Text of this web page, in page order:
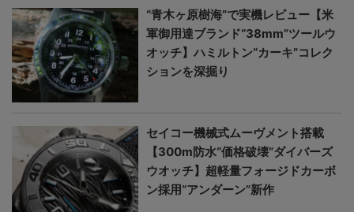
“青木ヶ原樹海”で実機レビュー【米
軍御用達ブランド“38mm”ツールウ
オッチ】ハミルトン“カーキ”コレク
ションを深掘り
セイコー機械式ムーヴメント搭載
【300m防水“価格破壊”ダイバーズ
ウオッチ】超軽量フォージドカーボ
ン採用“アンダーン”新作